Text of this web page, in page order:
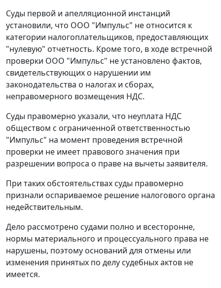
Суды первой и апелляционной инстанций
установили, что ООО "Импульс" не относится к
категории налогоплательщиков, предоставляющих
"нулевую" отчетность. Кроме того, в ходе встречной
проверки ООО "Импульс" не установлено фактов,
свидетельствующих о нарушении им
законодательства о налогах и сборах,
неправомерного возмещения НДС.
Суды правомерно указали, что неуплата НДС
обществом с ограниченной ответственностью
"Импульс" на момент проведения встречной
проверки не имеет правового значения при
разрешении вопроса о праве на вычеты заявителя.
При таких обстоятельствах суды правомерно
признали оспариваемое решение налогового органа
недействительным.
Дело рассмотрено судами полно и всесторонне,
нормы материального и процессуального права не
нарушены, поэтому оснований для отмены или
изменения принятых по делу судебных актов не
имеется.